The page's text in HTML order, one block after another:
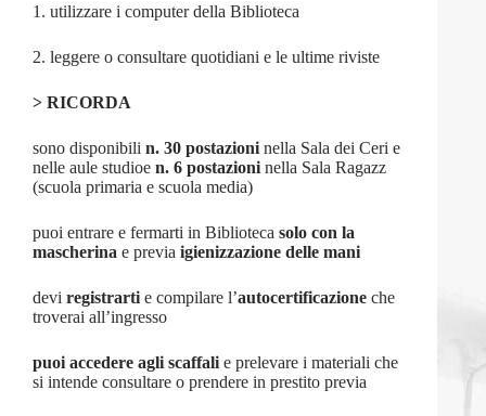
1. utilizzare i computer della Biblioteca
2. leggere o consultare quotidiani e le ultime riviste
> RICORDA
sono disponibili n. 30 postazioni nella Sala dei Ceri e
nelle aule studioe n. 6 postazioni nella Sala Ragazz
(scuola primaria e scuola media)
puoi entrare e fermarti in Biblioteca solo con la
mascherina e previa igienizzazione delle mani
devi registrarti e compilare l’autocertificazione che
troverai all’ingresso
puoi accedere agli scaffali e prelevare i materiali che
si intende consultare o prendere in prestito previa